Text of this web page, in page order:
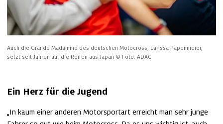
Auch die Grande Madamme des deutschen Motocross, Larissa Papenmeier,
setzt seit Jahren auf die Reifen aus Japan © Foto: ADAC
Ein Herz für die Jugend
„In kaum einer anderen Motorsportart erreicht man sehr junge